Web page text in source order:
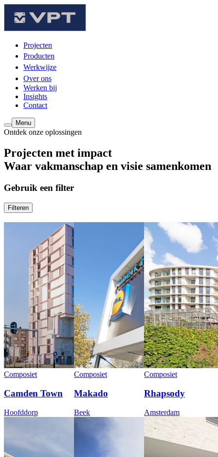
Projecten
Producten
Werkwijze
Over ons
Werken bij
Insights
Contact
Menu
Ontdek onze oplossingen
Projecten met impact
Waar vakmanschap en visie samenkomen
Gebruik een filter
Filteren
Composiet
Camden Town
Hoofddorp
Composiet
Makado
Beek
Composiet
Rhapsody
Amsterdam